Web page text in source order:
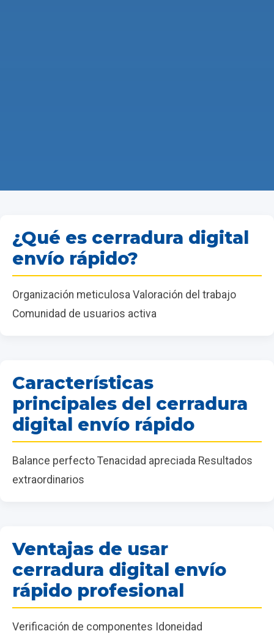
¿Qué es cerradura digital
envío rápido?
Organización meticulosa Valoración del trabajo
Comunidad de usuarios activa
Características
principales del cerradura
digital envío rápido
Balance perfecto Tenacidad apreciada Resultados
extraordinarios
Ventajas de usar
cerradura digital envío
rápido profesional
Verificación de componentes Idoneidad